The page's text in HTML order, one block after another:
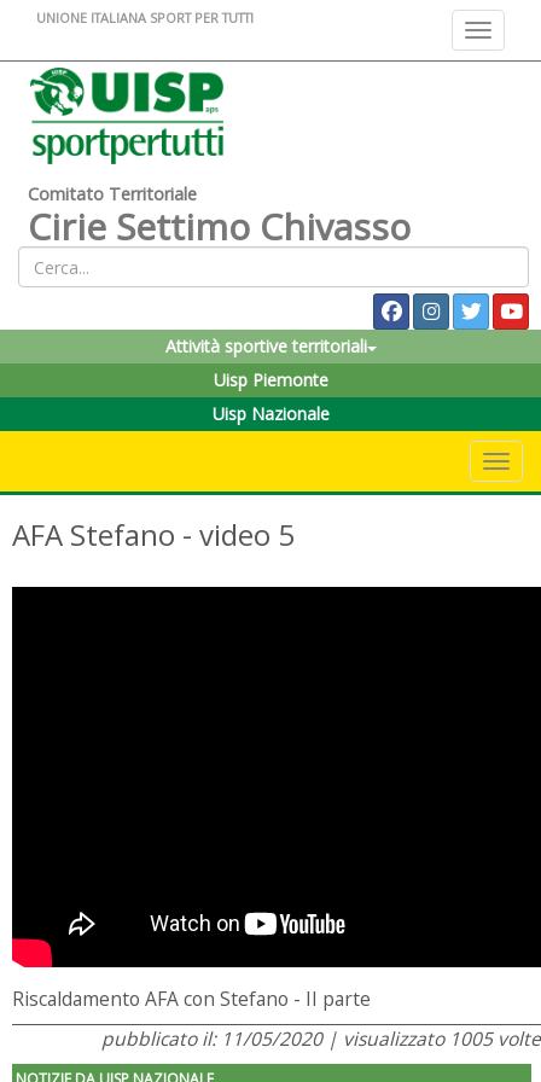
Toggle
UNIONE ITALIANA SPORT PER TUTTI
Comitato Territoriale
Cirie Settimo Chivasso
Attività sportive territoriali
Uisp Piemonte
Uisp Nazionale
AFA Stefano - video 5
Riscaldamento AFA con Stefano - II parte
pubblicato il: 11/05/2020 | visualizzato 1005 volte